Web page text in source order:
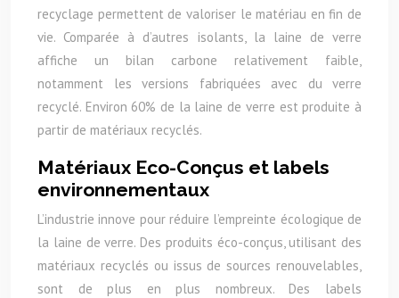
recyclage permettent de valoriser le matériau en fin de
vie. Comparée à d’autres isolants, la laine de verre
affiche un bilan carbone relativement faible,
notamment les versions fabriquées avec du verre
recyclé. Environ 60% de la laine de verre est produite à
partir de matériaux recyclés.
Matériaux Eco-Conçus et labels
environnementaux
L’industrie innove pour réduire l’empreinte écologique de
la laine de verre. Des produits éco-conçus, utilisant des
matériaux recyclés ou issus de sources renouvelables,
sont de plus en plus nombreux. Des labels